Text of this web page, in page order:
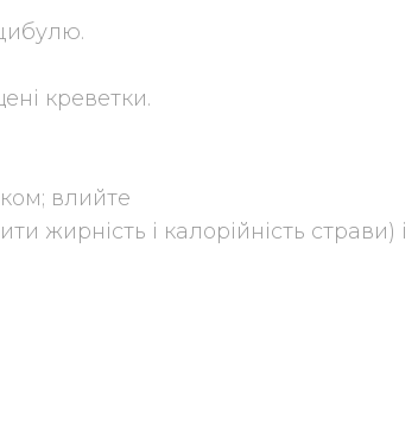
креветки.
влийте
жирність і калорійність страви) і